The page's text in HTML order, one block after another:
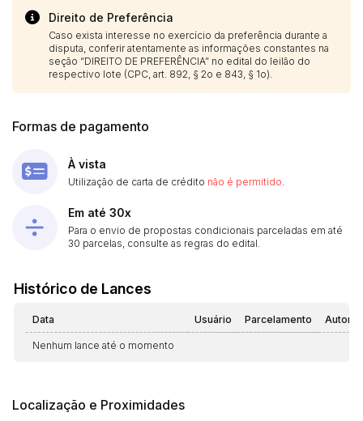
Direito de Preferência
Caso exista interesse no exercício da preferência durante a
disputa, conferir atentamente as informações constantes na
seção “DIREITO DE PREFERÊNCIA” no edital do leilão do
respectivo lote (CPC, art. 892, § 2o e 843, § 1o).
Formas de pagamento
À vista
Utilização de carta de crédito não é permitido
Em até 30x
Para o envio de propostas condicionais parceladas em até
30 parcelas, consulte as regras do edital.
Histórico de Lances
Data Usuário Parcelamento
Nenhum lance até o momento
Localização e Proximidades